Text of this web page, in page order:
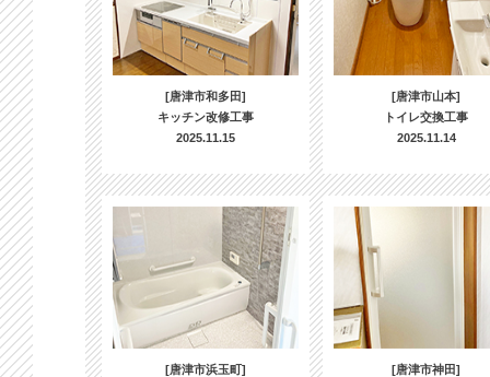
[唐津市和多田]
キッチン改修工事
2025.11.15
[唐津市山本]
トイレ交換工事
2025.11.14
[唐津市浜玉町]
[唐津市神田]